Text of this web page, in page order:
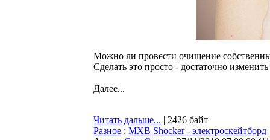
Можно ли провести очищение
Сделать это просто - достаточно
Далее...
Читать дальше... | 2426 байт
Разное : MXB Shocker - электроскейтборд